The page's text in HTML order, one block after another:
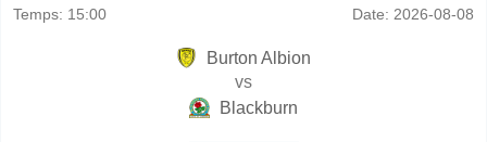
Temps: 15:00 Date: 2026-08-08
Burton Albion
vs
Blackburn